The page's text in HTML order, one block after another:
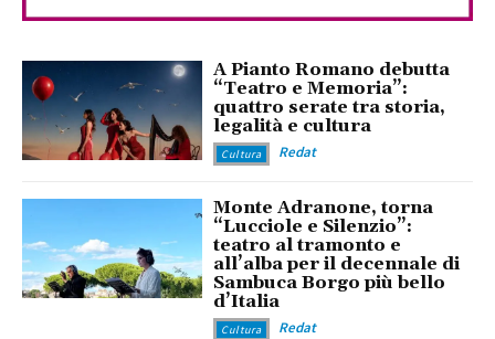
A Pianto Romano debutta
“Teatro e Memoria”:
quattro serate tra storia,
legalità e cultura
Cultura Redat
Monte Adranone, torna
“Lucciole e Silenzio”:
teatro al tramonto e
all’alba per il decennale di
Sambuca Borgo più bello
d’Italia
Cultura Redat